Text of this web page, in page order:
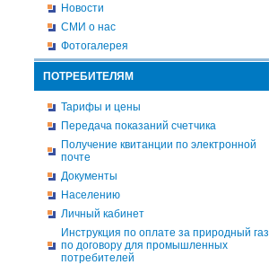
Новости
СМИ о нас
Фотогалерея
ПОТРЕБИТЕЛЯМ
Тарифы и цены
Передача показаний счетчика
Получение квитанции по электронной
почте
Документы
Населению
Личный кабинет
Инструкция по оплате за природный газ
по договору для промышленных
потребителей